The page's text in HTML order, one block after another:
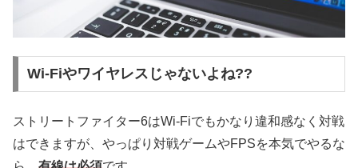
Wi-Fiやワイヤレスじゃないよね??
ストリートファイター6はWi-Fiでもかなり違和感なく対戦
はできますが、やっぱり対戦ゲームやFPSを本気でやるな